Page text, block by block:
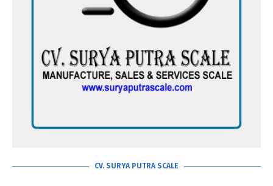
CV. SURYA PUTRA SCALE